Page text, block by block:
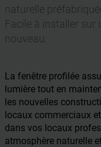
naturelle
Facile à installer sur
nouveau.
La fenêtre profilée
lumière tout en
les nouvelles
locaux commerciaux
dans vos locaux
atmosphère naturelle